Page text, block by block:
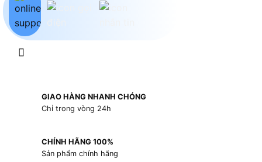
GIAO HÀNG NHANH CHÓNG
Chỉ trong vòng 24h
CHÍNH HÃNG 100%
Sản phẩm chính hãng